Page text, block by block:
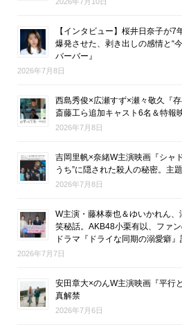
【インタビュー】桜井日奈子が
爆発させた、剥き出しの感情と“
バーバー』
2026年7月8日
西島秀俊×広瀬すず×瀬々敬久『
斎藤工ら追加キャスト6名＆特報
2026年7月8日
吉岡里帆×奈緒W主演映画『シャ
うち”に隠された殺人の秘密。主
2026年7月8日
W主演・藤林泰也＆ゆいかれん
笑秘話。AKB48小栗有以、ファ
ドラマ『ドライな同期の溺愛癖
2026年7月7日
安田章大×のんW主演映画『平行
真解禁
2026年7月6日